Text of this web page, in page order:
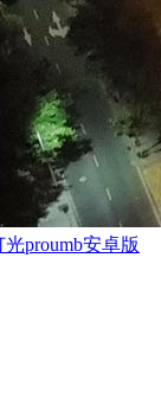
光proumb安卓版